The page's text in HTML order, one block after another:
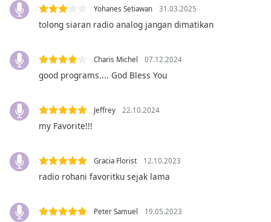
Caption
Color
Font
Text
Yohanes Setiawan 31.03.2025
tolong siaran radio analog jangan dimatikan
Charis Michel 07.12.2024
good programs.... God Bless You
Jeffrey 22.10.2024
my Favorite!!!
Gracia Florist 12.10.2023
radio rohani favoritku sejak lama
Peter Samuel 19.05.2023